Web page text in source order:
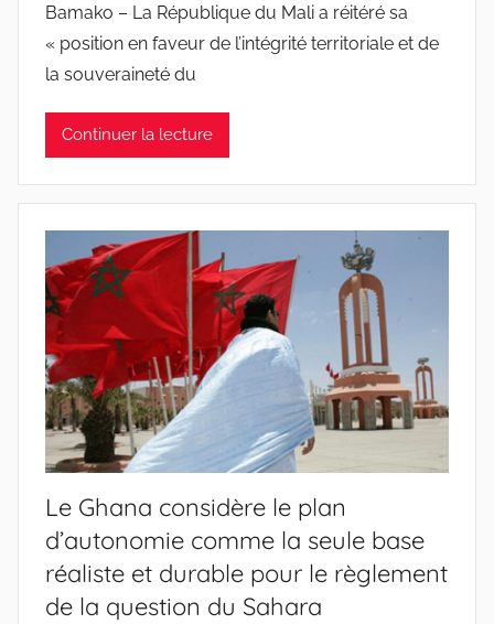
Bamako – La République du Mali a réitéré sa
« position en faveur de l’intégrité territoriale et de
la souveraineté du
Continuer la lecture
Le Ghana considère le plan
d’autonomie comme la seule base
réaliste et durable pour le règlement
de la question du Sahara